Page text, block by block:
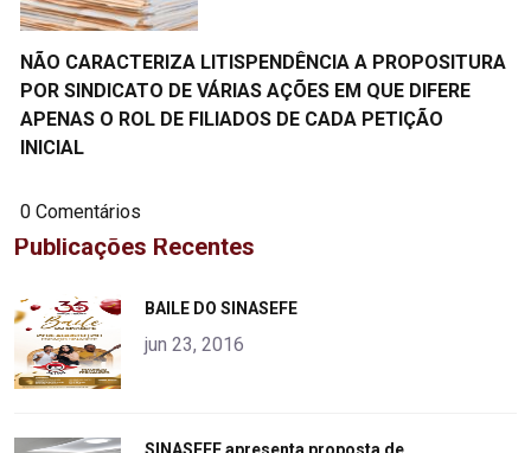
NÃO CARACTERIZA LITISPENDÊNCIA A PROPOSITURA
POR SINDICATO DE VÁRIAS AÇÕES EM QUE DIFERE
APENAS O ROL DE FILIADOS DE CADA PETIÇÃO
INICIAL
0 Comentários
Publicações Recentes
alt="product">
BAILE DO SINASEFE
jun 23, 2016